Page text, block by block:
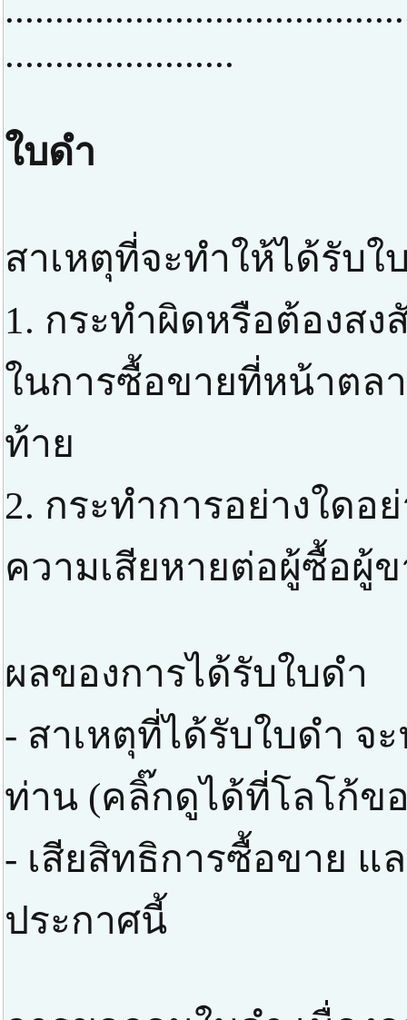
.......................
ใบดำ
สาเหตุที่จะทำให้ได้รับใ
1. กระทำผิดหรือต้องส
ในการซื้อขายที่หน้าตล
ท้าย
2. กระทำการอย่างใดอ
ความเสียหายต่อผู้ซื้อผู้
ผลของการได้รับใบดำ
- สาเหตุที่ได้รับใบดำ จ
ท่าน (คลิ๊กดูได้ที่โลโก้ข
- เสียสิทธิการซื้อขาย แ
ประกาศนี้